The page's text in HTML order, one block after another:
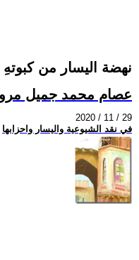
نهضة اليسار من كبوتهِ
عصام محمد جميل
2020 / 11 / 29
في نقد الشيوعية واليسار واحزابها